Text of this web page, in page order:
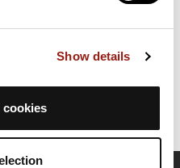
Show details
24 ottobre 2025, 15:29:22.